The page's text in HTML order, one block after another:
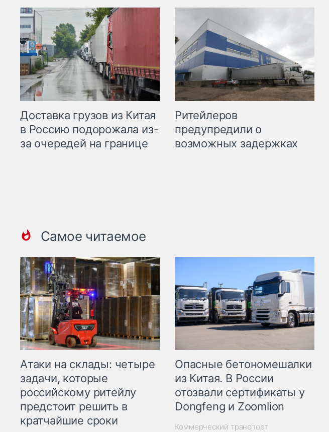
Доставка грузов из Китая
в Россию подорожала из-
за очередей на границе
Ритейлеров
предупредили о
возможных задержках
Самое читаемое
Атаки на склады: четыре
задачи, которые
российскому ритейлу
предстоит решить в
кратчайшие сроки
Опасные бетономешалки
из Китая. В России
отозвали сертификаты у
Dongfeng и Zoomlion
Коммерческий транспорт